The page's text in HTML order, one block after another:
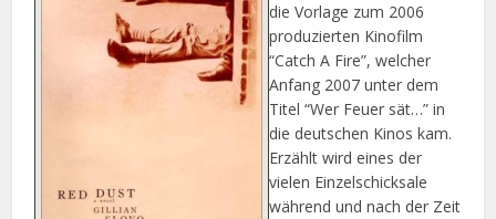
die Vorlage zum 2006
produzierten Kinofilm
“Catch A Fire”, welcher
Anfang 2007 unter dem
Titel “Wer Feuer sät…” in
die deutschen Kinos kam.
Erzählt wird eines der
vielen Einzelschicksale
während und nach der Zeit